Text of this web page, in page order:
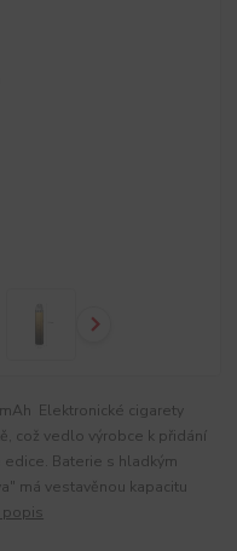
Elektronické cigarety
což vedlo výrobce k přidání
Baterie s hladkým
má vestavěnou kapacitu
popis